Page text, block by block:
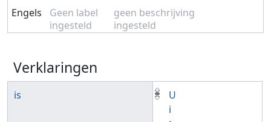
Engels
Geen label
ingesteld
geen beschrijving
ingesteld
Verklaringen
is
U
i